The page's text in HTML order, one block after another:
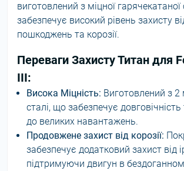
виготовлений з міцної гарячекатаної
забезпечує високий рівень захисту
пошкоджень та корозії.
Переваги Захисту Титан для
III:
Висока Міцність: Виготовлений з
сталі, що забезпечує довговічність
до великих навантажень.
Продовжене захист від корозії:
забезпечує додатковий захист від
підтримуючи двигун в